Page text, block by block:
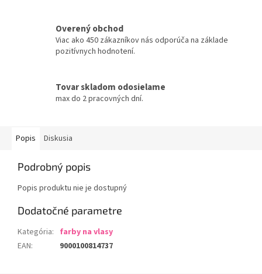
Overený obchod
Viac ako 450 zákazníkov nás odporúča na základe
pozitívnych hodnotení.
Tovar skladom odosielame
max do 2 pracovných dní.
Popis Diskusia
Podrobný popis
Popis produktu nie je dostupný
Dodatočné parametre
Kategória: farby na vlasy
EAN: 9000100814737